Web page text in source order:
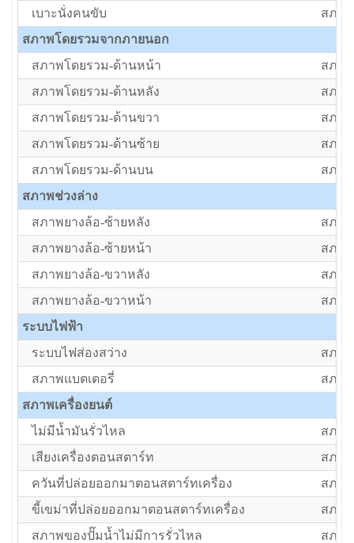
เบาะนั่งคนขับ
สภา
สภาพโดยรวมจากภายนอก
สภาพโดยรวม-ด้านหน้า
สภา
สภาพโดยรวม-ด้านหลัง
สภา
สภาพโดยรวม-ด้านขวา
สภา
สภาพโดยรวม-ด้านซ้าย
สภา
สภาพโดยรวม-ด้านบน
สภา
สภาพช่วงล่าง
สภาพยางล้อ-ซ้ายหลัง
สภา
สภาพยางล้อ-ซ้ายหน้า
สภา
สภาพยางล้อ-ขวาหลัง
สภา
สภาพยางล้อ-ขวาหน้า
สภา
ระบบไฟฟ้า
ระบบไฟส่องสว่าง
สภา
สภาพแบตเตอรี่
สภา
สภาพเครื่องยนต์
ไม่มีน้ำมันรั่วไหล
สภา
เสียงเครื่องตอนสตาร์ท
สภา
ควันที่ปล่อยออกมาตอนสตาร์ทเครื่อง
สภา
ขี้เขม่าที่ปล่อยออกมาตอนสตาร์ทเครื่อง
สภา
สภาพของปั๊มน้ำไม่มีการรั่วไหล
สภา